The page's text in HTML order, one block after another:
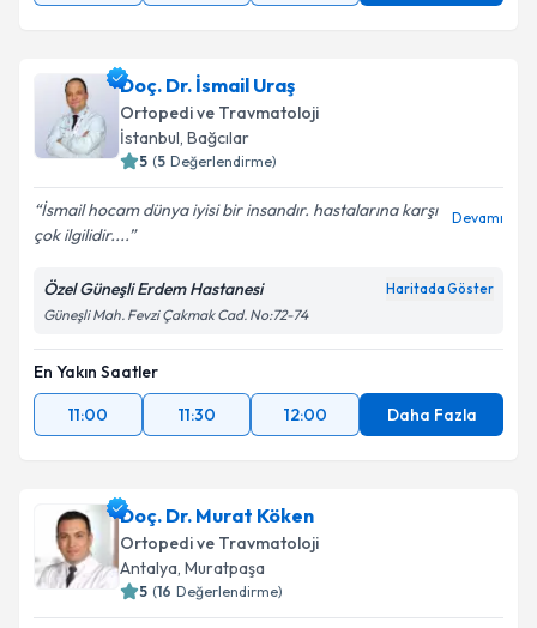
Doç. Dr. İsmail Uraş
Ortopedi ve Travmatoloji
İstanbul, Bağcılar
5 (5 Değerlendirme)
İsmail hocam dünya iyisi bir insandır. hastalarına karşı
çok ilgilidir....
Devamı
Özel Güneşli Erdem Hastanesi Haritada Göster
Güneşli Mah. Fevzi Çakmak Cad. No:72-74
En Yakın Saatler
11:00
11:30 12:00 Daha Fazla
Doç. Dr. Murat Köken
Ortopedi ve Travmatoloji
Antalya, Muratpaşa
5 (16 Değerlendirme)